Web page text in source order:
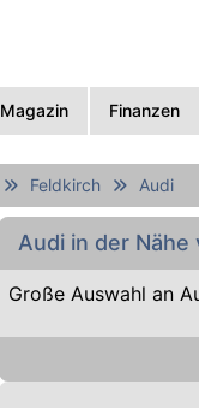
Magazin Finanzen
Feldkirch Audi
Audi in der Nähe
Große Auswahl an